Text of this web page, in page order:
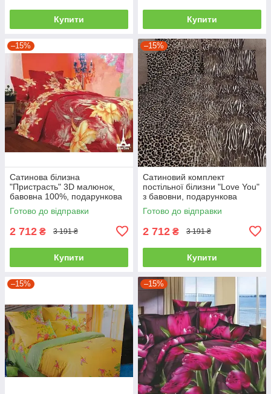
Купити Купити
–15%
Сатинова білизна
"Пристрасть" 3D малюнок,
бавовна 100%, подарункова
упаковка полуторний
Готово до відправки
2 712 ₴ 3 191 ₴
Купити
–15%
Сатиновий комплект
постільної білизни "Love You"
з бавовни, подарункова
упаковка полуторний
Готово до відправки
2 712 ₴ 3 191 ₴
Купити
–15% –15%